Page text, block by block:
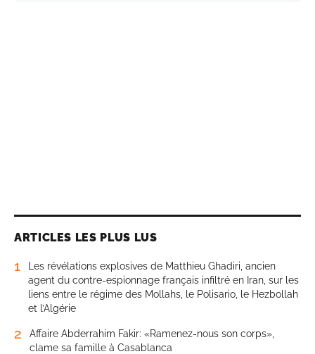
ARTICLES LES PLUS LUS
1
Les révélations explosives de Matthieu Ghadiri, ancien
agent du contre-espionnage français infiltré en Iran, sur les
liens entre le régime des Mollahs, le Polisario, le Hezbollah
et l’Algérie
2
Affaire Abderrahim Fakir: «Ramenez-nous son corps»,
clame sa famille à Casablanca